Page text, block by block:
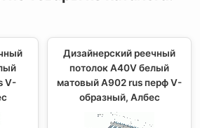
V-
Дизайнерский реечный
потолок A40V белый
матовый A902 rus перф V-
образный, Албес